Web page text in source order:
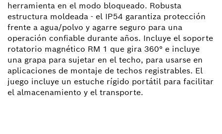
herramienta en el modo bloqueado. Robusta
estructura moldeada - el IP54 garantiza protección
frente a agua/polvo y agarre seguro para una
operación confiable durante años. Incluye el soporte
rotatorio magnético RM 1 que gira 360° e incluye
una grapa para sujetar en el techo, para usarse en
aplicaciones de montaje de techos registrables. El
juego incluye un estuche rígido portátil para facilitar
el almacenamiento y el transporte.